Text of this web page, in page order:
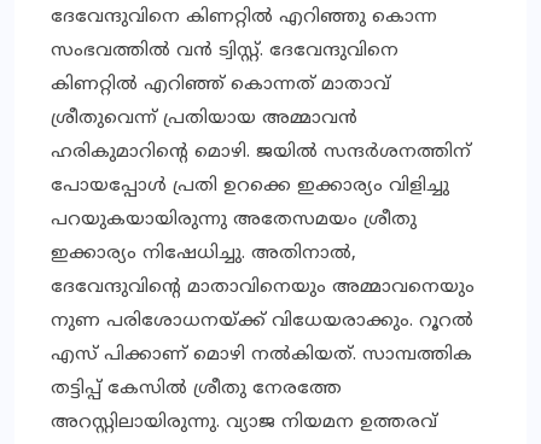
ദേവേന്ദുവിനെ കിണറ്റില്‍ എറിഞ്ഞു കൊന്ന
സംഭവത്തില്‍ വന്‍ ട്വിസ്റ്റ്. ദേവേന്ദുവിനെ
കിണറ്റില്‍ എറിഞ്ഞ് കൊന്നത് മാതാവ്
ശ്രീതുവെന്ന് പ്രതിയായ അമ്മാവന്‍
ഹരികുമാറിന്റെ മൊഴി. ജയില്‍ സന്ദര്‍ശനത്തിന്
പോയപ്പോള്‍ പ്രതി ഉറക്കെ ഇക്കാര്യം വിളിച്ചു
പറയുകയായിരുന്നു അതേസമയം ശ്രീതു
ഇക്കാര്യം നിഷേധിച്ചു. അതിനാല്‍,
ദേവേന്ദുവിന്റെ മാതാവിനെയും അമ്മാവനെയും
നുണ പരിശോധനയ്ക്ക് വിധേയരാക്കും. റൂറല്‍
എസ് പിക്കാണ് മൊഴി നല്‍കിയത്. സാമ്പത്തിക
തട്ടിപ്പ് കേസില്‍ ശ്രീതു നേരത്തേ
അറസ്റ്റിലായിരുന്നു. വ്യാജ നിയമന ഉത്തരവ്